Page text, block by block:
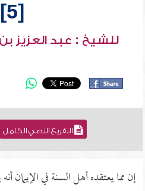
[5]
للشيخ : عبد العزيز
التفريغ النصي الكامل
إن مما يعتقده أهل السنة في